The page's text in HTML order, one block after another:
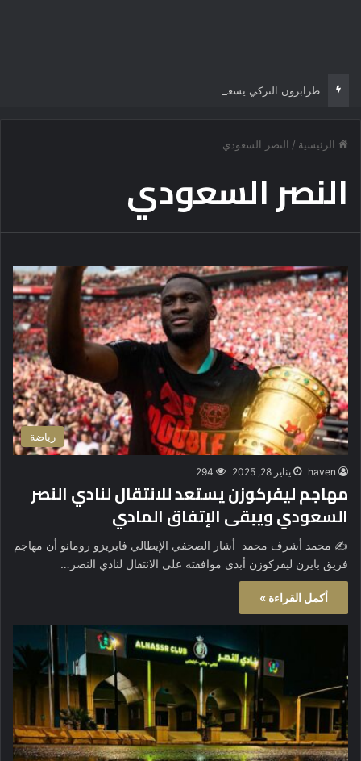
طرابزون التركي يسعى بقوة لحسم صفقة مهاجم اخر
الرئيسية / النصر السعودي
النصر السعودي
رياضة
haven يناير 28, 2025 294
مهاجم ليفركوزن يستعد للانتقال لنادي النصر
السعودي ويبقى الإتفاق المادي
✍️ محمد أشرف محمد أشار الصحفي الإيطالي فابريزو رومانو أن مهاجم
فريق بايرن ليفركوزن أبدى موافقته على الانتقال لنادي النصر…
أكمل القراءة »